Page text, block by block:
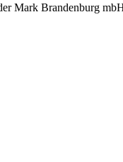
Mark Brandenburg